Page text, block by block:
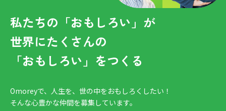
私たちの「おもしろい」が
世界にたくさんの
「おもしろい」をつくる
Omoreyで、人生を、世の中をおもしろくしたい！
そんな心豊かな仲間を募集しています。